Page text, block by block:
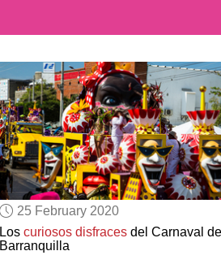
25 February 2020
Los curiosos disfracesdel Carnaval de
Barranquilla